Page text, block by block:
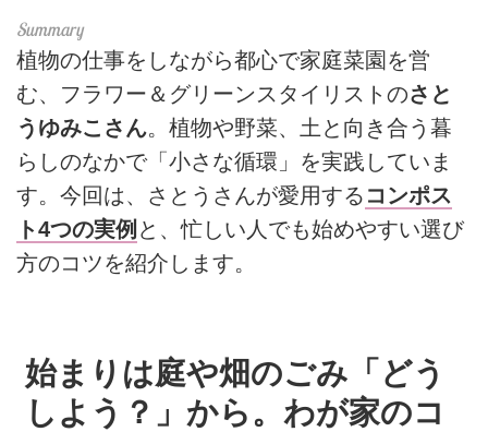
植物の仕事をしながら都心で家庭菜園を営
む、フラワー＆グリーンスタイリストのさと
うゆみこさん。植物や野菜、土と向き合う暮
らしのなかで「小さな循環」を実践していま
す。今回は、さとうさんが愛用する コンポス
ト4つの実例 と、忙しい人でも始めやすい選び
方のコツを紹介します。
始まりは庭や畑のごみ「どう
しよう？」から。わが家のコ